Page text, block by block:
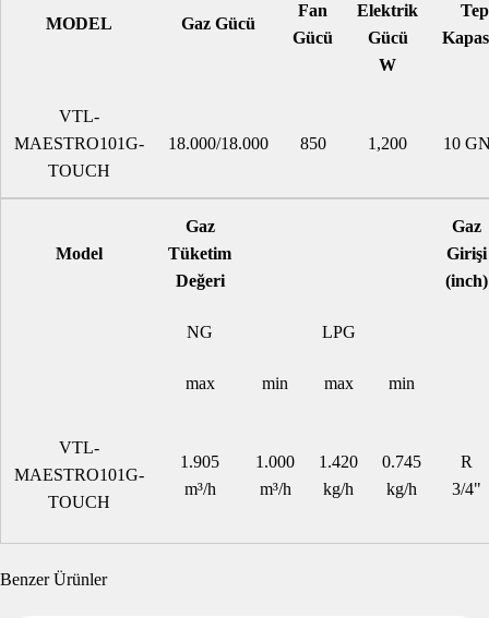
MODEL Gaz Gücü
Fan
Gücü
Elektrik
Gücü
W
VTL-
MAESTRO101G-
TOUCH
18.000/18.000 850 1,200 10
Model
Gaz
Tüketim
Değeri
Gaz
Girişi
(inch)
NG LPG
max min max min
VTL-
MAESTRO101G-
TOUCH
1.905
m³/h
1.000
m³/h
1.420
kg/h
0.745
kg/h
R
3/4"
Benzer Ürünler